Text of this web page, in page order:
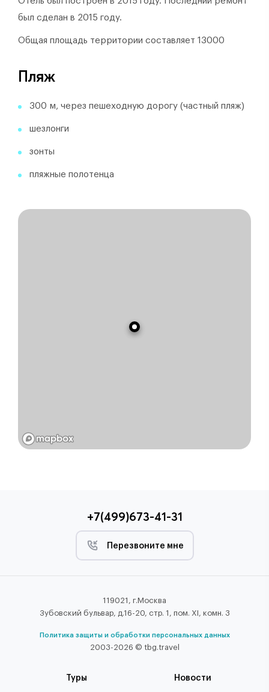
был сделан в 2015 году.
Общая площадь территории составляет 13000
Пляж
300 м, через пешеходную дорогу (частный пляж)
шезлонги
зонты
пляжные полотенца
+7(499)673-41-31
Перезвоните мне
119021, г.Москва
Зубовский бульвар, д.16-20, стр. 1, пом. XI, комн. 3
Политика защиты и обработки персональных данных
2003-2026 © tbg.travel
Туры Новости